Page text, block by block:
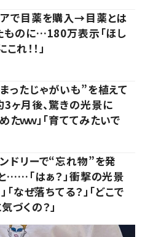
アで目薬を購入→目薬とは
ものに…180万表示「ほし
これ！！」
ったじゃがいも”を植えて
月後、驚きの光景に
たｗｗ」「育ててみたいで
ドリーで“忘れ物”を発
……「はぁ？」衝撃の光景
「なぜ落ちてる？」「どこで
づくの？」